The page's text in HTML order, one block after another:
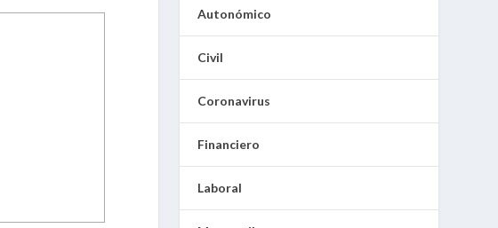
Autonómico
Civil
Coronavirus
Financiero
Laboral